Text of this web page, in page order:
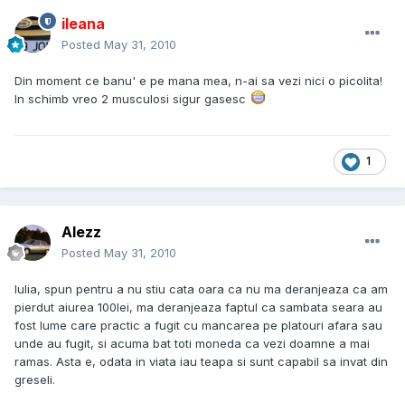
ileana
Posted May 31, 2010
Din moment ce banu' e pe mana mea, n-ai sa vezi nici o picolita!
In schimb vreo 2 musculosi sigur gasesc
1
Alezz
Posted May 31, 2010
Iulia, spun pentru a nu stiu cata oara ca nu ma deranjeaza ca am
pierdut aiurea 100lei, ma deranjeaza faptul ca sambata seara au
fost lume care practic a fugit cu mancarea pe platouri afara sau
unde au fugit, si acuma bat toti moneda ca vezi doamne a mai
ramas. Asta e, odata in viata iau teapa si sunt capabil sa invat din
greseli.